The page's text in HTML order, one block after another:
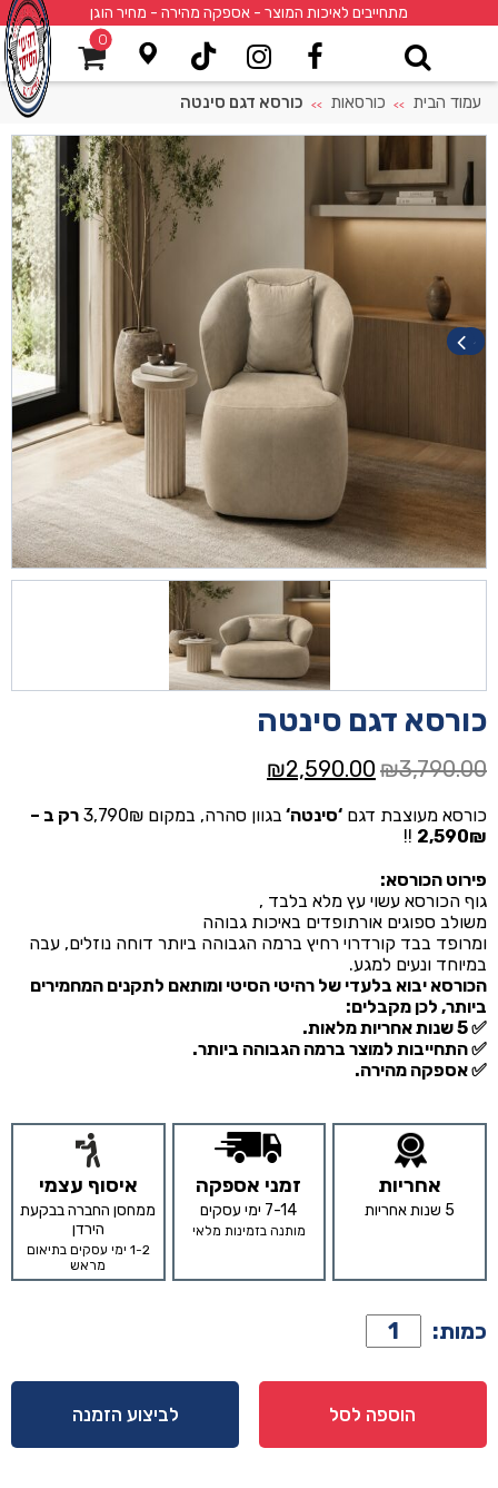
מתחייבים לאיכות המוצר - אספקה מהירה - מחיר הוגן
0
עמוד הבית >> כורסאות >> כורסא דגם סינטה
כורסא דגם סינטה
₪3,790.00
המחיר
היה:
₪2,590.00
הוא:
כורסא מעוצבת דגם ‘סינטה‘ בגוון סהרה, במקום 3,790₪
רק ב –
2,590₪
!!
פירוט הכורסא:
גוף הכורסא עשוי עץ מלא בלבד ,
משולב ספוגים אורתופדים באיכות גבוהה
ומרופד בבד קורדרוי רחיץ ברמה הגבוהה ביותר דוחה נוזלים, עבה
במיוחד ונעים למגע.
הכורסא יבוא בלעדי של רהיטי הסיטי ומותאם לתקנים המחמירים
ביותר, לכן מקבלים:
✅ 5 שנות אחריות מלאות.
✅ התחייבות למוצר ברמה הגבוהה ביותר.
✅ אספקה מהירה.
אחריות
5 שנות אחריות
זמני אספקה
7-14 ימי עסקים
מותנה בזמינות מלאי
איסוף עצמי
ממחסן החברה בבקעת
הירדן
1-2 ימי עסקים בתיאום
מראש
כמות: כמות
של
כורסא
דגם
הוספה לסל לביצוע הזמנה